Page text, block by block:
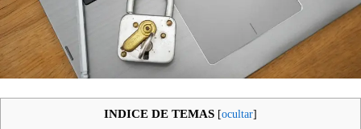
INDICE DE TEMAS [ocultar]